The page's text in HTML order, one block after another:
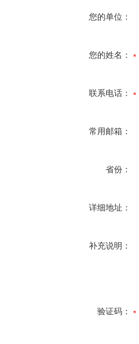
您的单位：
您的姓名：
联系电话：
常用邮箱：
省份：
详细地址：
补充说明：
验证码：